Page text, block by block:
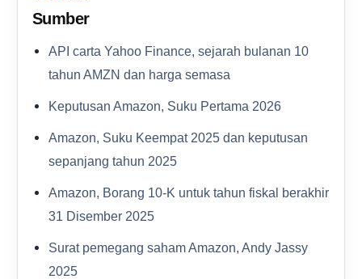
Sumber
API carta Yahoo Finance, sejarah bulanan 10
tahun AMZN dan harga semasa
Keputusan Amazon, Suku Pertama 2026
Amazon, Suku Keempat 2025 dan keputusan
sepanjang tahun 2025
Amazon, Borang 10-K untuk tahun fiskal berakhir
31 Disember 2025
Surat pemegang saham Amazon, Andy Jassy
2025